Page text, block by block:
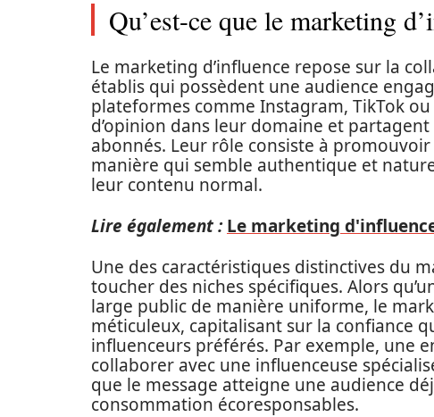
Qu’est-ce que le marketing
Le marketing d’influence repose sur la
établis qui possèdent une audience
plateformes comme Instagram, TikTok
d’opinion dans leur domaine et
abonnés. Leur rôle consiste à
manière qui semble authentique et
leur contenu normal.
Lire également : Le marketing
Une des caractéristiques distinctives du
toucher des niches spécifiques. Alors
large public de manière uniforme, le
méticuleux, capitalisant sur la confiance
influenceurs préférés. Par exemple, une
collaborer avec une influenceuse
que le message atteigne une audience
consommation écoresponsables.